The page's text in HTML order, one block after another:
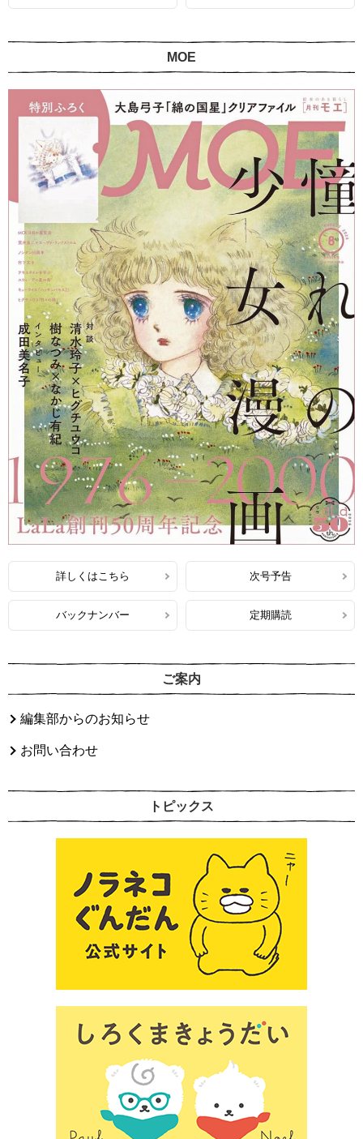
MOE
詳しくはこちら 次号予告
バックナンバー 定期購読
ご案内
編集部からのお知らせ
お問い合わせ
トピックス